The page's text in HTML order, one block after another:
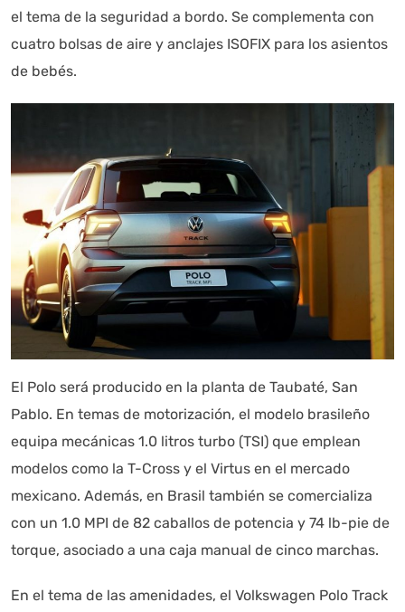
el tema de la seguridad a bordo. Se complementa con
cuatro bolsas de aire y anclajes ISOFIX para los asientos
de bebés.
El Polo será producido en la planta de Taubaté, San
Pablo. En temas de motorización, el modelo brasileño
equipa mecánicas 1.0 litros turbo (TSI) que emplean
modelos como la T-Cross y el Virtus en el mercado
mexicano. Además, en Brasil también se comercializa
con un 1.0 MPI de 82 caballos de potencia y 74 lb-pie de
torque, asociado a una caja manual de cinco marchas.
En el tema de las amenidades, el Volkswagen Polo Track
Autoanalítica IA
Estoy aquí para encontrar lo que necesitas. ¿Qué estás
buscando? "Este asistente con IA (OpenAI) ofrece
información referencial que puede contener errores.
Asistente con IA en desarrollo. Autoanalítica optimiza
diariamente su exactitud."